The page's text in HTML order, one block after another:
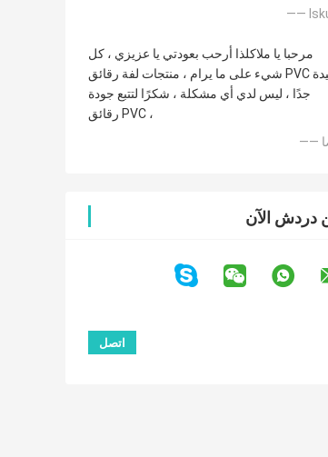
——
مرحبا يا ملاكلذا أرحب بعودتي يا عزيزي ، كل
شيء على ما يرام ، منتجات لفة رقائق PVC جيدة
جدًا ، ليس لدي أي مشكلة ، شكرًا لتتبع جودة
رقائق PVC ،
دردش الآن